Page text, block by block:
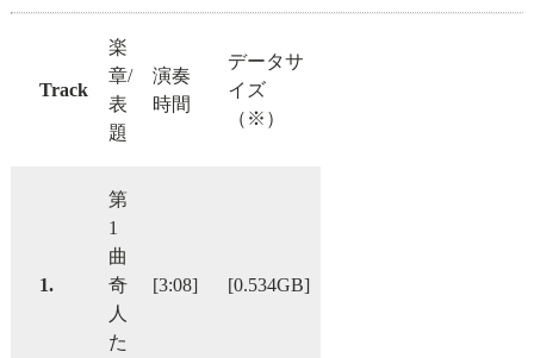
Track
楽
章/
表
題
演奏
時間
データサ
イズ
（※）
1.
第
1
曲
奇
人
た
[3:08] [0.534GB]